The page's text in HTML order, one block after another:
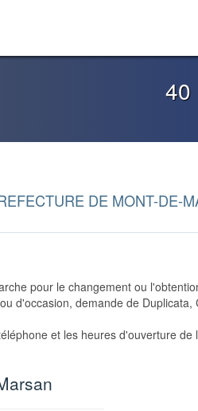
40
DE MONT-DE-
pour le changement ou
d'occasion, demande de
et les heures d'ouverture